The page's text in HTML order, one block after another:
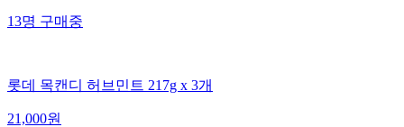
13명구매중
롯데 목캔디 허브민트 217g x 3개
21,000원